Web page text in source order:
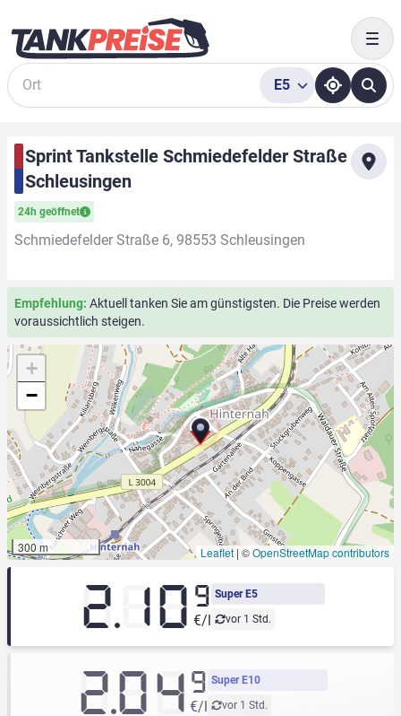
Suche
E5
Sprint Tankstelle Schmiedefelder Straße
Schleusingen
24h geöffnet
Schmiedefelder Straße 6, 98553 Schleusingen
Empfehlung: Aktuell tanken Sie am günstigsten. Die Preise werden
voraussichtlich steigen.
+
−
300 m Leaflet | ©OpenStreetMap contributors
Super E5
vor 1 Std.
2.10 9
€/l
Super E10
vor 1 Std.
2.049
€/l